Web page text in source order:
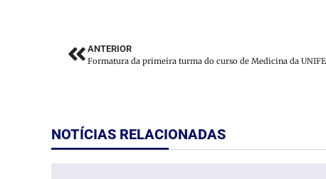
ANTERIOR
NOTÍCIAS RELACIONADAS